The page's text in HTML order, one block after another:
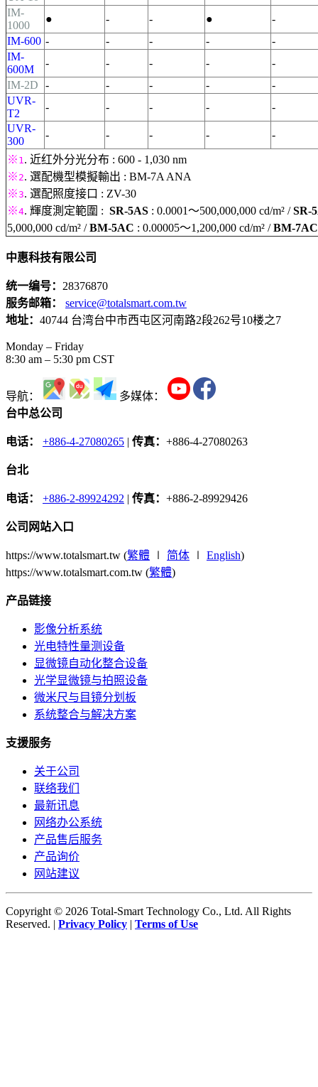
IM-
1000
● - - ●
-
IM-600 - - - -
-
IM-
600M
- - - -
-
IM-2D
- - - -
-
UVR-
T2
- - - -
-
UVR-
300
- - - - -
※ 1 . 近红外分光分布 : 600 - 1,030 nm
※ 2. 選配機型模擬輸出 : BM-7A ANA
※3. 選配照度接口 : ZV-30
※4. 輝度測定範圍 : SR-5AS : 0.0001～500,000,000 cd/m² /SR-
5,000,000 cd/m² /BM-5AC : 0.00005～1,200,000 cd/m² /BM-7AC
中惠科技有限公司
统一编号： 28376870
服务邮箱：
service@totalsmart.com.tw
地址： 40744 台湾台中市西屯区河南路2段262号10楼之7
Monday – Friday
8:30 am – 5:30 pm CST
导航：
多媒体：
台中总公司
电话： +886-4-27080265 | 传真： +886-4-27080263
台北
电话： +886-2-89924292 | 传真： +886-2-89929426
公司网站入口
https://www.totalsmart.tw (繁體 ∣ 简体 ∣ English)
https://www.totalsmart.com.tw (繁體)
产品链接
影像分析系统
光电特性量测设备
显微镜自动化整合设备
光学显微镜与拍照设备
微米尺与目镜分划板
系统整合与解决方案
支援服务
关于公司
联络我们
最新讯息
网络办公系统
产品售后服务
产品询价
网站建议
Copyright © 2026 Total-Smart Technology Co., Ltd. All Rights
Reserved. | Privacy Policy | Terms of Use